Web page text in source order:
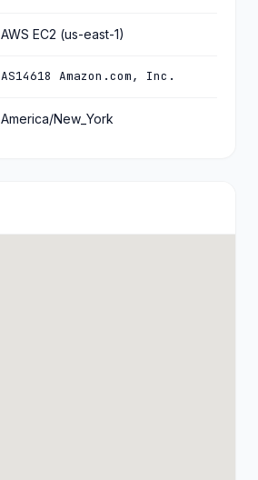
AWS EC2 (us-east-1)
AS14618 Amazon.com, Inc.
America/New_York